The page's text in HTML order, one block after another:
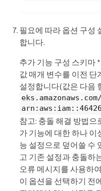
필요에 따라 옵션 구성
합니다.
추가 기능 구성 스키마
값 매개 변수를 이전
설정합니다(값은 다음
참고: 충돌 해결 방법으
가 기능에 대한 하나 이
능 설정으로 덮어쓸 수
고 기존 설정과 충돌하
오류 메시지를 사용하
이 옵션을 선택하기 전